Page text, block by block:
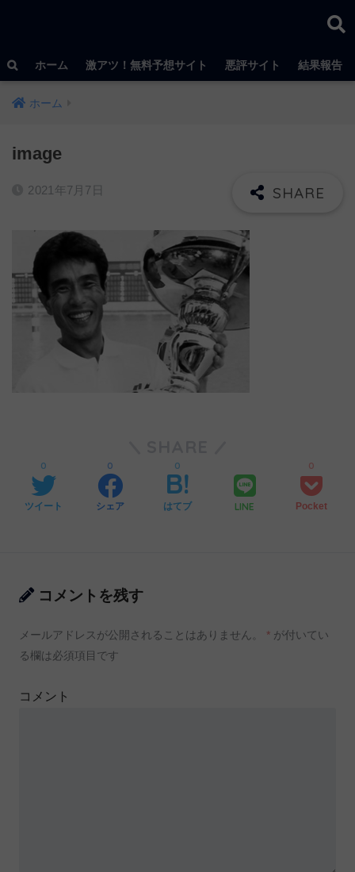
ホーム 激アツ！無料予想サイト 悪評サイト 結果報告
ホーム
image
2021年7月7日
ツイート
0
シェア
0
はてブ
0
LINE Pocket
0
コメントを残す
メールアドレスが公開されることはありません。 * が付いてい
る欄は必須項目です
コメント